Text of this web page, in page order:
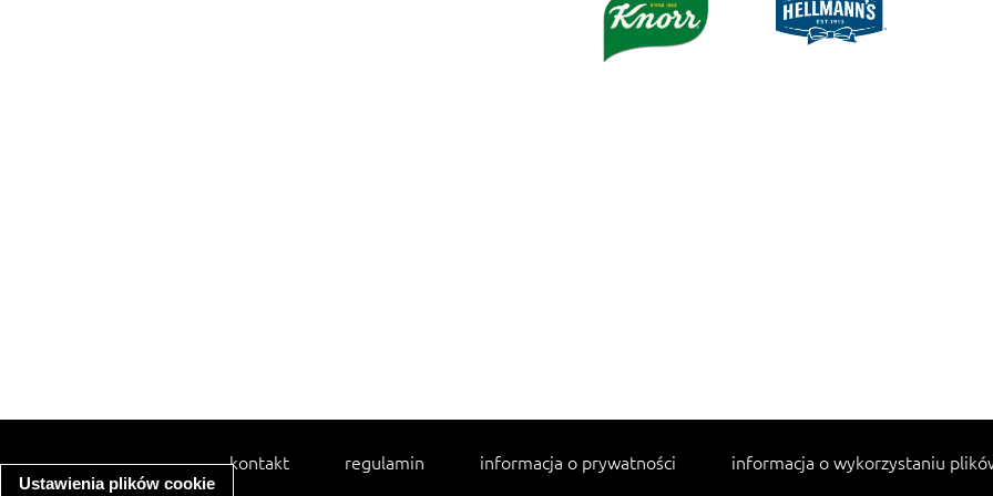
Ustawienia plików cookie
kontakt regulamin informacja o prywatności informacja o wykorzystaniu